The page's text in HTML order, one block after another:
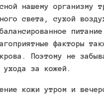
нашему организму
света, сухой
факторы
Поэтому не
ухода за кожей.
кожи утром и